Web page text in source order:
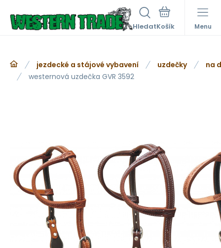
Hledat Menu
jezdecké a stájové vybavení uzdečky
na
westernová uzdečka GVR 3592